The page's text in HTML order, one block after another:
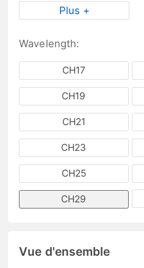
Plus +
Wavelength:
CH17
CH19
CH21
CH23
CH25
CH29
Vue d'ensemble